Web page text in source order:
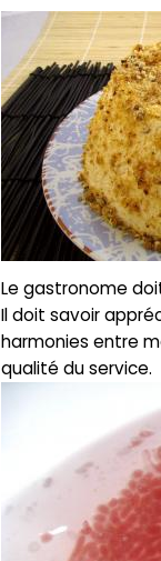
Le gastronome
Il doit savoir
harmonies entre
qualité du service.